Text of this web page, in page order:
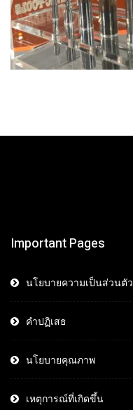
Important Pages
นโยบายความเป็นส่วนตัว
คำปฏิเสธ
นโยบายคุณภาพ
เหตุการณ์ที่เกิดขึ้น